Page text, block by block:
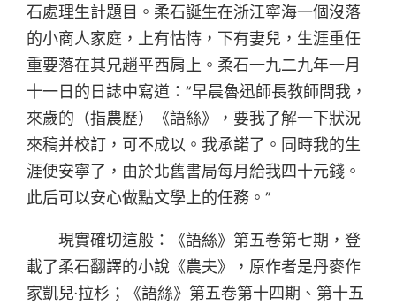
石處理生計題目。柔石誕生在浙江寧海一個沒落
的小商人家庭，上有怙恃，下有妻兒，生涯重任
重要落在其兄趙平西肩上。柔石一九二九年一月
十一日的日誌中寫道：“早晨魯迅師長教師問我，
來歲的（指農歷）《語絲》，要我了解一下狀況
來稿并校訂，可不成以。我承諾了。同時我的生
涯便安寧了，由於北舊書局每月給我四十元錢。
此后可以安心做點文學上的任務。”
現實確切這般：《語絲》第五卷第七期，登
載了柔石翻譯的小說《農夫》，原作者是丹麥作
家凱兒·拉杉；《語絲》第五卷第十四期、第十五